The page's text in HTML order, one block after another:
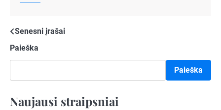
Navigacija
tarp
Senesni įrašai
Paieška
Paieška
Naujausi straipsniai